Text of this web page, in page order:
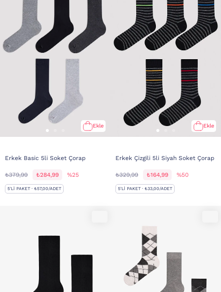
Ekle
Erkek Basic 5li Soket Çorap
₺379,99 ₺284,99 %25
5'LI PAKET · ₺57,00/ADET
Ekle
Erkek Çizgili 5li Siyah Soket Çorap
₺329,99 ₺164,99 %50
5'LI PAKET · ₺33,00/ADET